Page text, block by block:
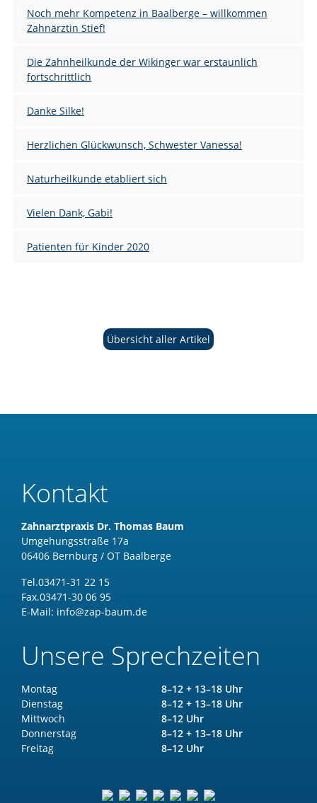
Noch mehr Kompetenz in Baalberge – willkommen
Zahnärztin Stief!
Die Zahnheilkunde der Wikinger war erstaunlich
fortschrittlich
Danke Silke!
Herzlichen Glückwunsch, Schwester Vanessa!
Naturheilkunde etabliert sich
Vielen Dank, Gabi!
Patienten für Kinder 2020
Übersicht aller Artikel
Kontakt
Zahnarztpraxis Dr. Thomas Baum
Umgehungsstraße 17a
06406 Bernburg / OT Baalberge
Tel.03471-31 22 15
Fax.03471-30 06 95
E-Mail: info@zap-baum.de
Unsere Sprechzeiten
Montag
8–12 + 13–18 Uhr
Dienstag
8–12 + 13–18 Uhr
Mittwoch
8–12 Uhr
Donnerstag
8–12 + 13–18 Uhr
Freitag
8–12 Uhr